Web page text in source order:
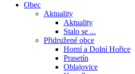
Obec
Aktuality
Aktuality
Stalo se ...
Přidružené obce
Horní a Dolní Hořice
Prasetín
Oblajovice